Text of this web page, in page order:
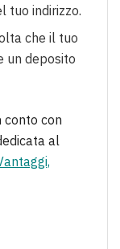
tuo indirizzo.
che il tuo
un deposito
conto con
al